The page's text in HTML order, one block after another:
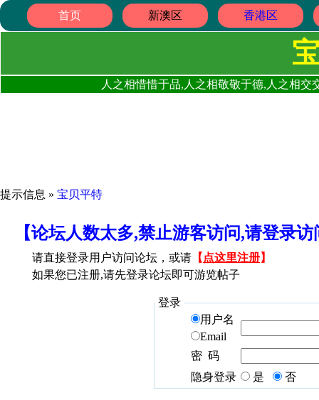
首页 新澳区 香港区
人之相惜惜于品,人之相敬敬于德,人之相
提示信息 » 宝贝平特
【论坛人数太多,禁止游客访问,请登录
请直接登录用户访问论坛，或请 【 点这里注册】
如果您已注册,请先登录论坛即可游览帖子
登录
用户名
Email
密 码
隐身登录
是 否